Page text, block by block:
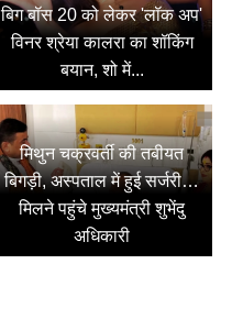
बिग बॉस 20 को लेकर 'लॉक अप'
विनर श्रेया कालरा का शॉकिंग
बयान, शो में...
मिथुन चक्रवर्ती की तबीयत
बिगड़ी, अस्पताल में हुई सर्जरी…
मिलने पहुंचे मुख्यमंत्री शुभेंदु
अधिकारी